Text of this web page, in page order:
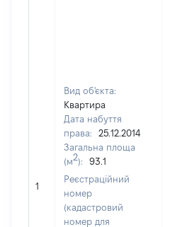
1
Вид об'єкта:
Квартира
Дата набуття
права:
25.12.2014
Загальна площа
(м2):
93.1
Реєстраційний
номер
(кадастровий
номер для